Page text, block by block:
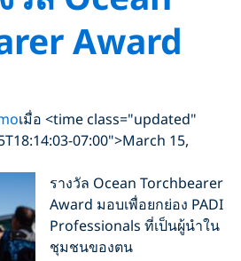
Award
เมื่อ <time class="updated"
07:00">March 15,
รางวัล Ocean Torchbearer
Award มอบเพื่อยกย่อง PADI
Professionals ที่เป็นผู้นำใน
ชุมชนของตน